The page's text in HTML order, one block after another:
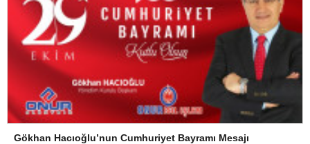
Gökhan Hacıoğlu’nun Cumhuriyet Bayramı Mesajı